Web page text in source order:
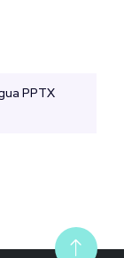
PPTX